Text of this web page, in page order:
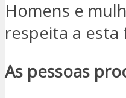
Homens e
respeita a
As pessoas